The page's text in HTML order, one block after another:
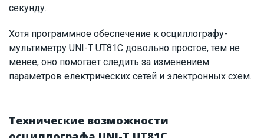
секунду.
Хотя программное обеспечение к осциллографу-
мультиметру UNI-T UT81С довольно простое, тем не
менее, оно помогает следить за изменением
параметров електрических сетей и электронных схем.
Технические возможности